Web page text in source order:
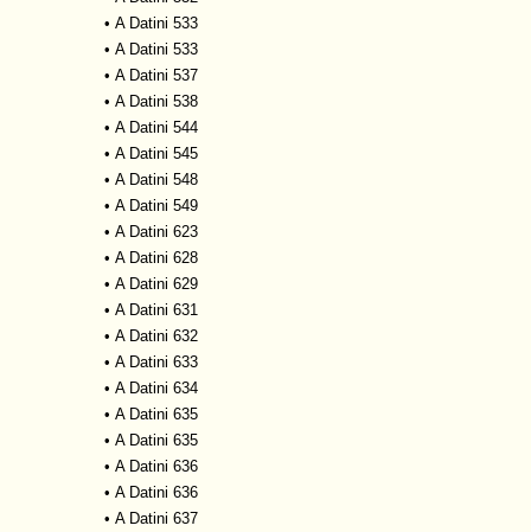
• A Datini 533
• A Datini 533
• A Datini 537
• A Datini 538
• A Datini 544
• A Datini 545
• A Datini 548
• A Datini 549
• A Datini 623
• A Datini 628
• A Datini 629
• A Datini 631
• A Datini 632
• A Datini 633
• A Datini 634
• A Datini 635
• A Datini 635
• A Datini 636
• A Datini 636
• A Datini 637